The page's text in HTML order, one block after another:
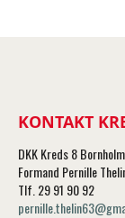
KONTAKT
DKK Kreds 8 Bornholm
Formand Pernille
Tlf. 29 91 90 92